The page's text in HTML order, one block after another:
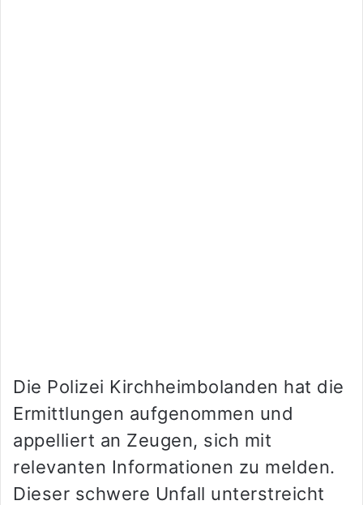
Die Polizei Kirchheimbolanden hat die
Ermittlungen aufgenommen und
appelliert an Zeugen, sich mit
relevanten Informationen zu melden.
Dieser schwere Unfall unterstreicht